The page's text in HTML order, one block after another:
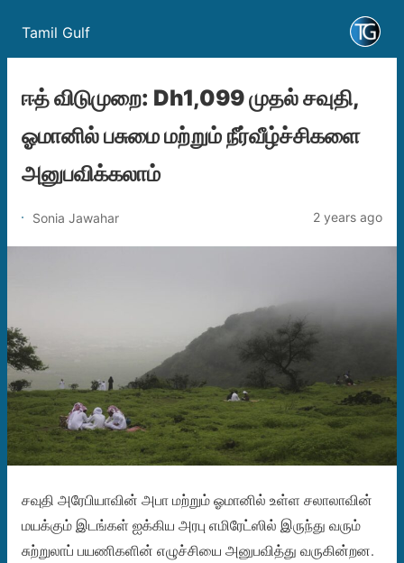
Tamil Gulf
ஈத் விடுமுறை: Dh1,099 முதல் சவுதி,
ஓமானில் பசுமை மற்றும் நீர்வீழ்ச்சிகளை
அனுபவிக்கலாம்
Sonia Jawahar 2 years ago
சவுதி அரேபியாவின் அபா மற்றும் ஓமானில் உள்ள சலாலாவின்
மயக்கும் இடங்கள் ஐக்கிய அரபு எமிரேட்ஸில் இருந்து வரும்
சுற்றுலாப் பயணிகளின் எழுச்சியை அனுபவித்து வருகின்றன.